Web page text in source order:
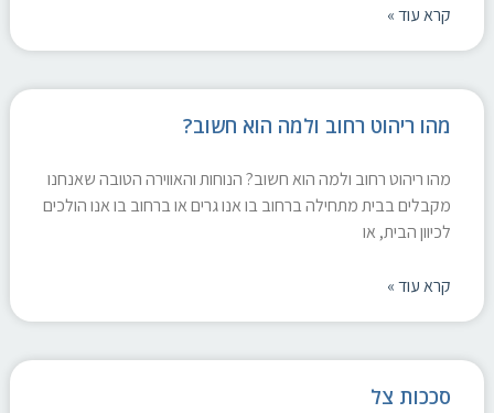
קרא עוד »
מהו ריהוט רחוב ולמה הוא חשוב?
מהו ריהוט רחוב ולמה הוא חשוב? הנוחות והאווירה הטובה שאנחנו
מקבלים בבית מתחילה ברחוב בו אנו גרים או ברחוב בו אנו הולכים
לכיוון הבית, או
קרא עוד »
סככות צל